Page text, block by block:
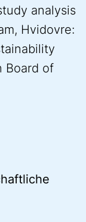
analysis
Hvidovre:
Board of